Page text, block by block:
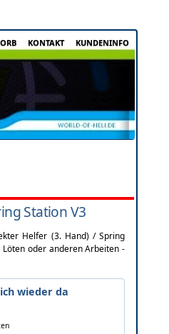
KONTAKT KUNDENINFO
Station V3
Helfer (3. Hand) / Spring
oder anderen Arbeiten -
wieder da